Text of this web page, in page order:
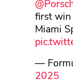
first win
Miami
—
2025